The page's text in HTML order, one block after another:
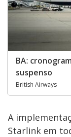
BA:
suspenso
British Airways
A
Starlink em